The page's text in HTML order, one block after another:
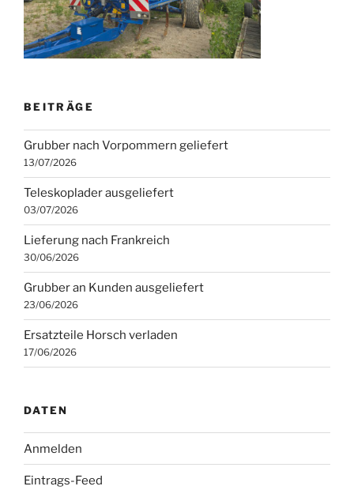
BEITRÄGE
Grubber nach Vorpommern geliefert
13/07/2026
Teleskoplader ausgeliefert
03/07/2026
Lieferung nach Frankreich
30/06/2026
Grubber an Kunden ausgeliefert
23/06/2026
Ersatzteile Horsch verladen
17/06/2026
DATEN
Anmelden
Eintrags-Feed